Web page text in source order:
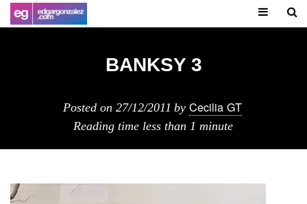
BANKSY 3
Posted on 27/12/2011 by Cecilia GT
Reading time less than 1 minute